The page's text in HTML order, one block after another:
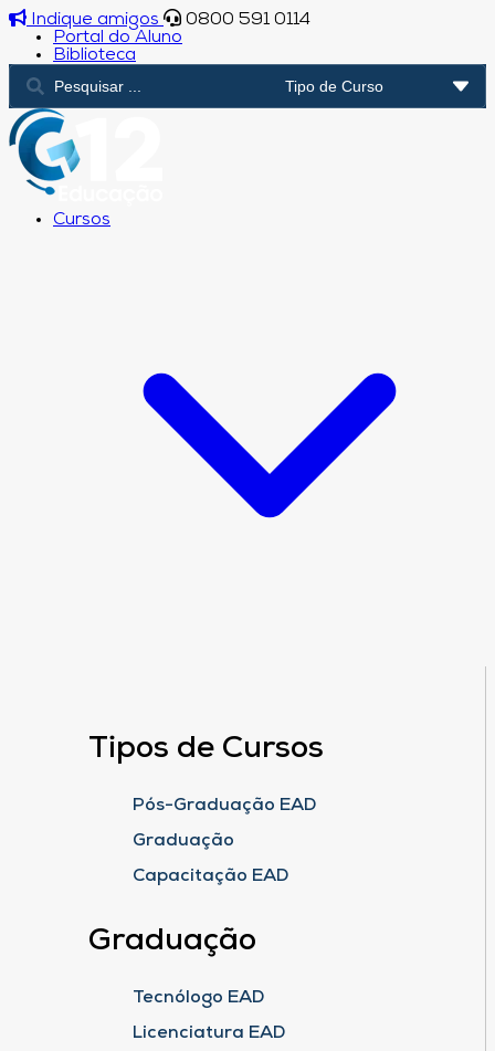
Indique amigos
0800 591 0114
Portal do Aluno
Biblioteca
Cursos
Tipos de Cursos
Pós-Graduação EAD
Graduação
Capacitação EAD
Graduação
Tecnólogo EAD
Licenciatura EAD